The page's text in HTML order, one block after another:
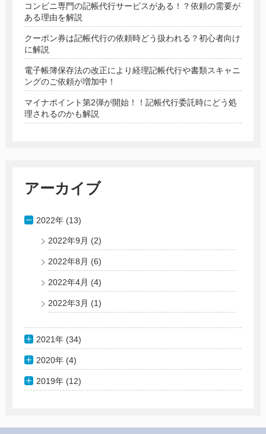
コンビニ専門の記帳代行サービスがある！？依頼の需要が
ある理由を解説
クーポン券は記帳代行の依頼時どう扱われる？初心者向け
に解説
電子帳簿保存法の改正により経理記帳代行や書類スキャニ
ングのご依頼が増加中！
マイナポイント第2弾が開始！！記帳代行委託時にどう処
理されるのかも解説
アーカイブ
2022年 (13)
2022年9月 (2)
2022年8月 (6)
2022年4月 (4)
2022年3月 (1)
2021年 (34)
2020年 (4)
2019年 (12)